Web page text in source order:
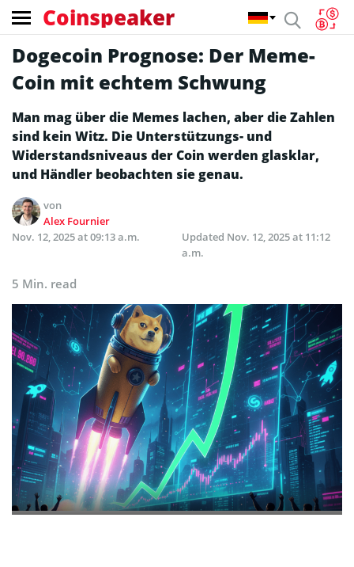
Coinspeaker
Dogecoin Prognose: Der Meme-
Coin mit echtem Schwung
Man mag über die Memes lachen, aber die Zahlen
sind kein Witz. Die Unterstützungs- und
Widerstandsniveaus der Coin werden glasklar,
und Händler beobachten sie genau.
von
Alex Fournier
Nov. 12, 2025 at 09:13 a.m.
Updated Nov. 12, 2025 at 11:12
a.m.
5 Min. read